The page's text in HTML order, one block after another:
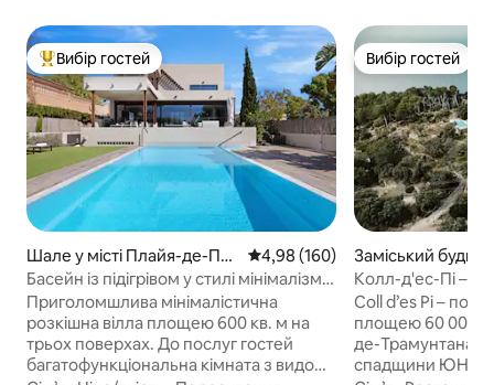
Топ вибір гостей
Вибір гостей
Шале у місті Плайя-де-Пал
ьма
Середня оцінка: 4,98 з 5,
4,98 (160)
Басейн із підігрівом у стилі мінімалізму
Villamarinacristal
Приголомшлива мінімалістична
розкішна вілла площею 600 кв. м на
трьох поверхах. До послуг гостей
багатофункціональна кімната з видом
Вибір гостей
Вибір гостей
Заміський
Mallorca
Колл-д'ес-Пі –
Coll d’es Pi –
площею 60 000
де-Трамунтана,
спадщини